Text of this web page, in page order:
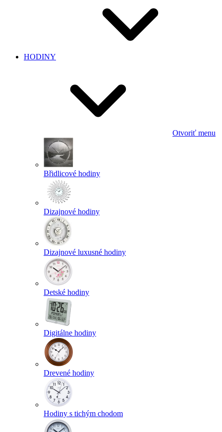
HODINY
Otvoriť menu
Břidlicové hodiny
Dizajnové hodiny
Dizajnové luxusné hodiny
Detské hodiny
Digitálne hodiny
Drevené hodiny
Hodiny s tichým chodom